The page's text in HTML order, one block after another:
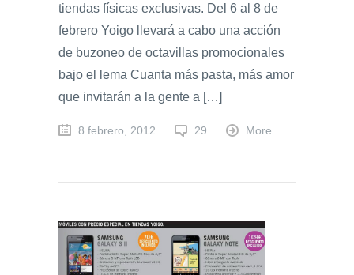
tiendas físicas exclusivas. Del 6 al 8 de
febrero Yoigo llevará a cabo una acción
de buzoneo de octavillas promocionales
bajo el lema Cuanta más pasta, más amor
que invitarán a la gente a […]
8 febrero, 2012 29 More